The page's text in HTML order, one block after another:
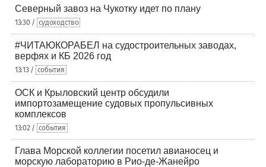
Северный завоз на Чукотку идет по плану
13:30 / судоходство
#ЧИТАЮКОРАБЕЛ на судостроительных заводах,
верфях и КБ 2026 год
13:13 / события
ОСК и Крыловский центр обсудили
импортозамещение судовых пропульсивных
комплексов
13:02 / события
Глава Морской коллегии посетил авианосец и
морскую лабораторию в Рио-де-Жанейро